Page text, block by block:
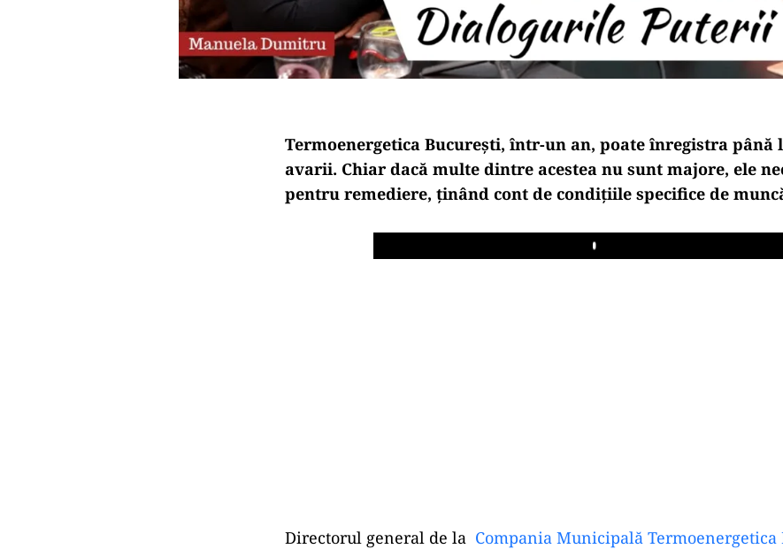
Termoenergetica București, într-un an, poate înregistra până
avarii. Chiar dacă multe dintre acestea nu sunt majore, ele
pentru remediere, ținând cont de condițiile specifice de
Play
Directorul general de la Compania Municipală Termoenergetica